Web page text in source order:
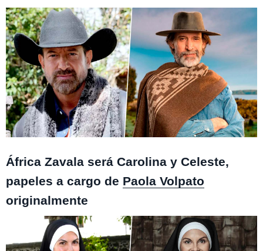
África Zavala será Carolina y Celeste,
papeles a cargo de Paola Volpato
originalmente